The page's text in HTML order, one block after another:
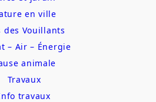
en ville
des Vouillants
– Air – Énergie
animale
Travaux
travaux